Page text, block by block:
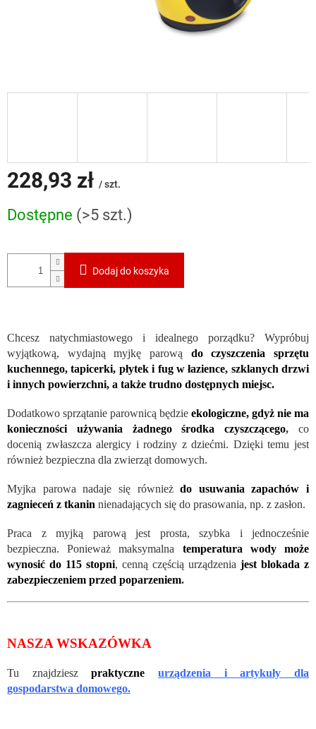
228,93 zł / szt.
jednostkowa:
Dostępne (>5 szt.)
Dodaj do koszyka
Chcesz natychmiastowego i idealnego porządku? Wypróbuj
wyjątkową, wydajną myjkę parową do czyszczenia sprzętu
kuchennego, tapicerki, płytek i fug w łazience, szklanych drzwi
i innych powierzchni, a także trudno dostępnych miejsc.
Dodatkowo sprzątanie parownicą będzie ekologiczne, gdyż nie ma
konieczności używania żadnego środka czyszczącego, co
docenią zwłaszcza alergicy i rodziny z dziećmi. Dzięki temu jest
również bezpieczna dla zwierząt domowych.
Myjka parowa nadaje się równieżdo usuwania zapachów i
zagnieceń z tkanin nienadających się do prasowania, np. z zasłon.
Praca z myjką parową jest prosta, szybka i jednocześnie
bezpieczna. Ponieważ maksymalna
temperatura wody może
wynosić do 115 stopni, cenną częścią urządzenia jest blokada z
zabezpieczeniem przed poparzeniem.
NASZA WSKAZÓWKA
Tu znajdzieszpraktyczne
urządzenia i artykuły dla
gospodarstwa domowego.